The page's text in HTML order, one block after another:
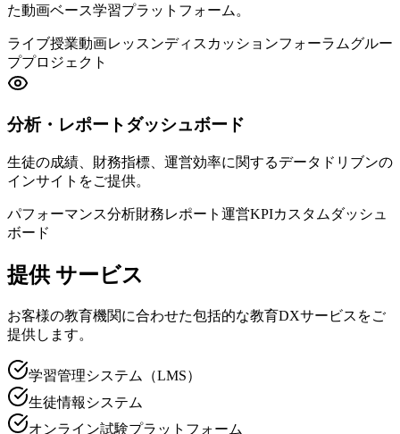
た動画ベース学習プラットフォーム。
ライブ授業動画レッスンディスカッションフォーラムグルー
ププロジェクト
分析・レポートダッシュボード
生徒の成績、財務指標、運営効率に関するデータドリブンの
インサイトをご提供。
パフォーマンス分析財務レポート 運営KPIカスタムダッシュ
ボード
提供 サービス
お客様の教育機関に合わせた包括的な教育DXサービスをご
提供します。
学習管理システム（LMS）
生徒情報システム
オンライン試験プラットフォーム